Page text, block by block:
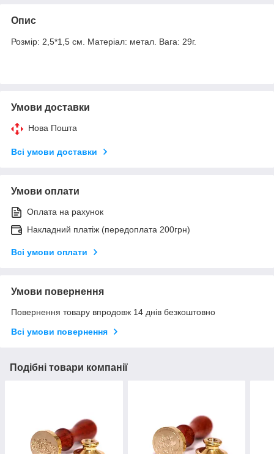
Опис
Розмір: 2,5*1,5 см. Матеріал: метал. Вага: 29г.
Умови доставки
Нова Пошта
Всі умови доставки
Умови оплати
Оплата на рахунок
Накладний платіж (передоплата 200грн)
Всі умови оплати
Умови повернення
Повернення товару впродовж 14 днів безкоштовно
Всі умови повернення
Подібні товари компанії